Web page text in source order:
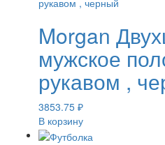
Morgan
мужское
рукавом ,
3853.75 ₽
В корзину